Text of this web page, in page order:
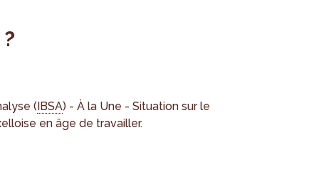
(IBSA) - À la Une - Situation sur le
en âge de travailler.